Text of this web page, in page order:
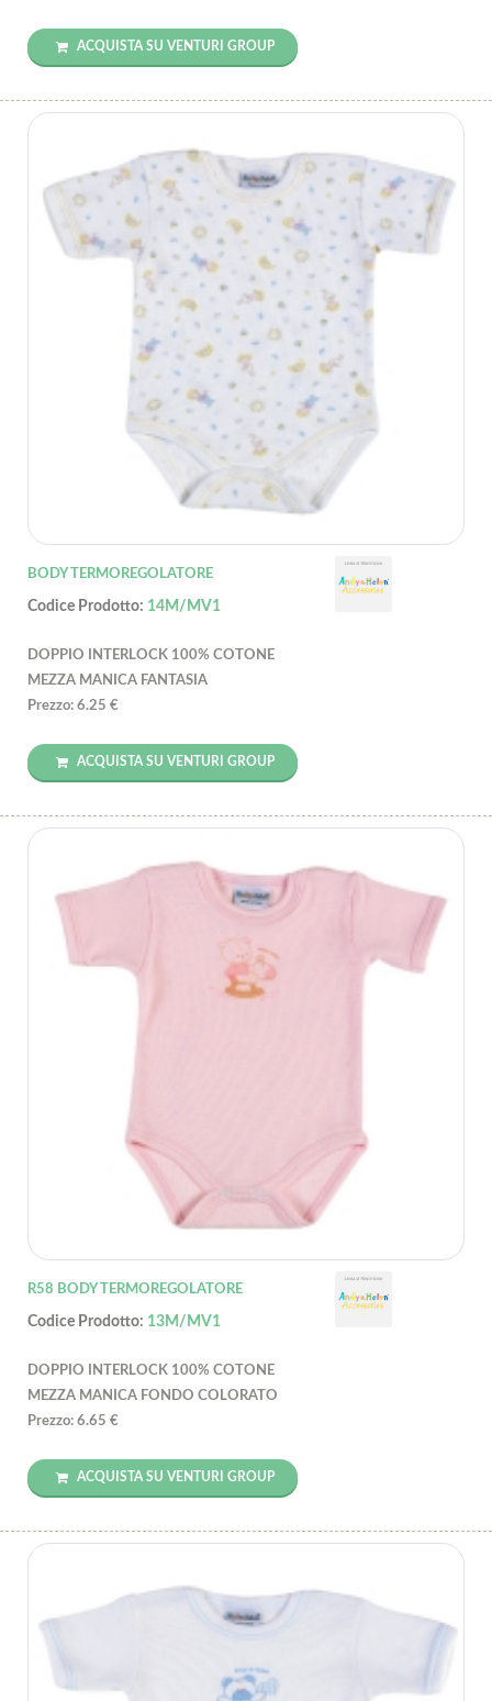
ACQUISTA SU VENTURI GROUP
BODY TERMOREGOLATORE
Codice Prodotto: 14M/MV1
DOPPIO INTERLOCK 100% COTONE
MEZZA MANICA FANTASIA
Prezzo: 6.25 €
ACQUISTA SU VENTURI GROUP
R58 BODY TERMOREGOLATORE
Codice Prodotto: 13M/MV1
DOPPIO INTERLOCK 100% COTONE
MEZZA MANICA FONDO COLORATO
Prezzo: 6.65 €
ACQUISTA SU VENTURI GROUP